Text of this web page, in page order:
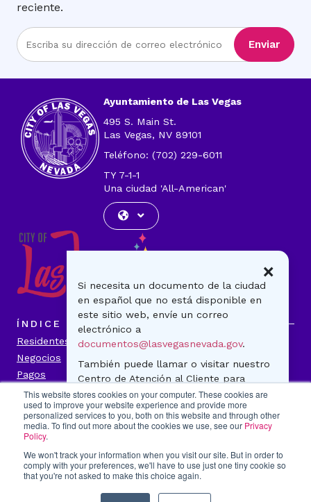
This website stores cookies on your computer. These cookies are
used to improve your website experience and provide more
personalized services to you, both on this website and through other
media. To find out more about the cookies we use, see our Privacy
Policy.
We won't track your information when you visit our site. But in order to
comply with your preferences, we'll have to use just one tiny cookie so
that you're not asked to make this choice again.
reciente.
Ingrese
la
correo
electrónico
Enviar
Ayuntamiento de Las Vegas
495 S. Main St.
Las Vegas, NV 89101
Teléfono: (702) 229-6011
TY 7-1-1
Una ciudad 'All-American'
ÍNDICE
Residentes
Visitantes
Negocios
Pagos
Noticias
Contáctenos
INFORMACIÓN DE LA CIUDAD
Transparencia
Política de Privacidad
Accesibilidad
Contáctenos
Título VI
Portal del Empleado
Denunciar fraude
Si necesita un documento de la ciudad
en español que no está disponible en
este sitio web, envíe un correo
electrónico a
documentos@lasvegasnevada.gov.
También puede llamar o visitar nuestro
Centro de Atención al Cliente para
preguntas generales o para realizar un
pago. ¡Estamos para ayudarle!
500 S. Main Street
7:30 a.m. - 5:30 p.m.
702-229-CITY(2489)
×